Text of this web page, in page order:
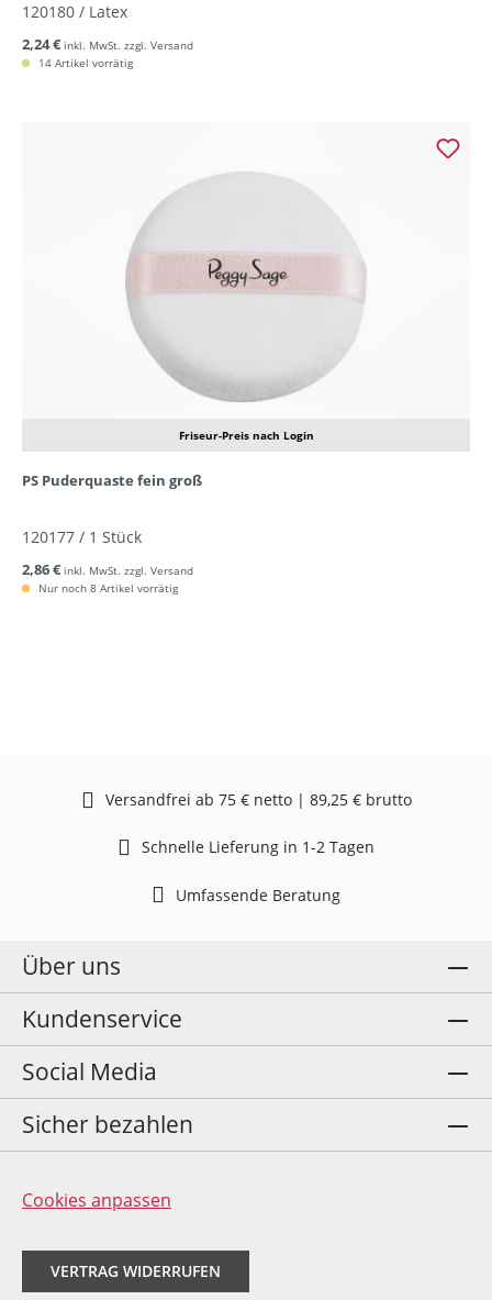
120180 / Latex
2,24 € inkl. MwSt. zzgl. Versand
14 Artikel vorrätig
Friseur-Preis nach Login
PS Puderquaste fein groß
120177 / 1 Stück
2,86 € inkl. MwSt. zzgl. Versand
Nur noch 8 Artikel vorrätig
Versandfrei ab 75 € netto | 89,25 € brutto
Schnelle Lieferung in 1-2 Tagen
Umfassende Beratung
Über uns
Kundenservice
Social Media
Sicher bezahlen
Cookies anpassen
VERTRAG WIDERRUFEN